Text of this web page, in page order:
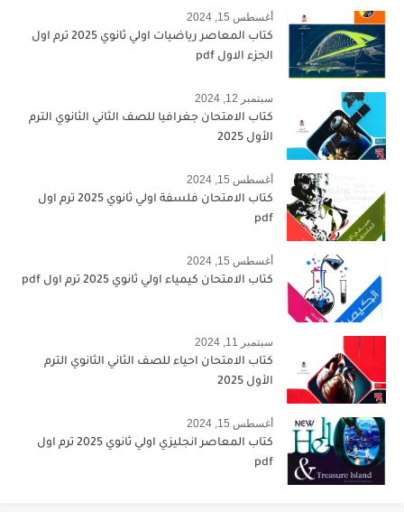
أغسطس 15, 2024
كتاب المعاصر رياضيات اولي ثانوي 2025 ترم اول
الجزء الاول pdf
سبتمبر 12, 2024
كتاب الامتحان جغرافيا للصف الثاني الثانوي الترم
الأول 2025
أغسطس 15, 2024
كتاب الامتحان فلسفة اولي ثانوي 2025 ترم اول
pdf
أغسطس 15, 2024
كتاب الامتحان كيمياء اولي ثانوي 2025 ترم اول pdf
سبتمبر 11, 2024
كتاب الامتحان احياء للصف الثاني الثانوي الترم
الأول 2025
أغسطس 15, 2024
كتاب المعاصر انجليزي اولي ثانوي 2025 ترم اول
pdf